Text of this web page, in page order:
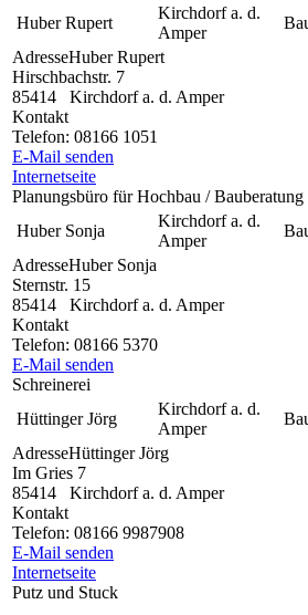
Huber Rupert
Kirchdorf a. d.
Amper
AdresseHuber Rupert
Hirschbachstr. 7
85414
Kirchdorf a. d. Amper
Kontakt
Telefon: 08166 1051
E-Mail senden
Internetseite
Planungsbüro für Hochbau / Bauberatung
Huber Sonja
Kirchdorf a. d.
Amper
AdresseHuber Sonja
Sternstr. 15
85414
Kirchdorf a. d. Amper
Kontakt
Telefon: 08166 5370
E-Mail senden
Schreinerei
Hüttinger Jörg
Kirchdorf a. d.
Amper
AdresseHüttinger Jörg
Im Gries 7
85414
Kirchdorf a. d. Amper
Kontakt
Telefon: 08166 9987908
E-Mail senden
Internetseite
Putz und Stuck